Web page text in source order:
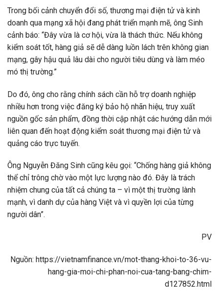
Trong bối cảnh chuyển đổi số, thương mại điện tử và kinh
doanh qua mạng xã hội đang phát triển mạnh mẽ, ông Sinh
cảnh báo: “Đây vừa là cơ hội, vừa là thách thức. Nếu không
kiểm soát tốt, hàng giả sẽ dễ dàng luồn lách trên không gian
mạng, gây hậu quả lâu dài cho người tiêu dùng và làm méo
mó thị trường.”
Do đó, ông cho rằng chính sách cần hỗ trợ doanh nghiệp
nhiều hơn trong việc đăng ký bảo hộ nhãn hiệu, truy xuất
nguồn gốc sản phẩm, đồng thời cập nhật các hướng dẫn mới
liên quan đến hoạt động kiểm soát thương mại điện tử và
quảng cáo trực tuyến.
Ông Nguyễn Đăng Sinh cũng kêu gọi: “Chống hàng giả không
thể chỉ trông chờ vào một lực lượng nào đó. Đây là trách
nhiệm chung của tất cả chúng ta – vì một thị trường lành
mạnh, vì danh dự của hàng Việt và vì quyền lợi của từng
người dân”.
PV
Nguồn: https://vietnamfinance.vn/mot-thang-khoi-to-36-vu-
hang-gia-moi-chi-phan-noi-cua-tang-bang-chim-
d127852.html